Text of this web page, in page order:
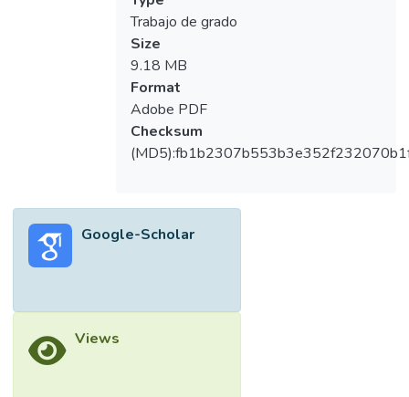
Trabajo de grado
Size
9.18 MB
Format
Adobe PDF
Checksum
Google-Scholar
Views